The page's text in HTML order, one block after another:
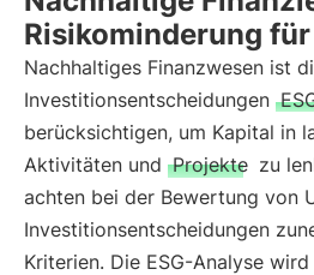
Risikominderung
Nachhaltiges Finanzwesen ist
Investitionsentscheidungen
berücksichtigen, um Kapital in
Aktivitäten und Projekte zu
achten bei der Bewertung von
Investitionsentscheidungen
Kriterien. Die ESG-Analyse wird